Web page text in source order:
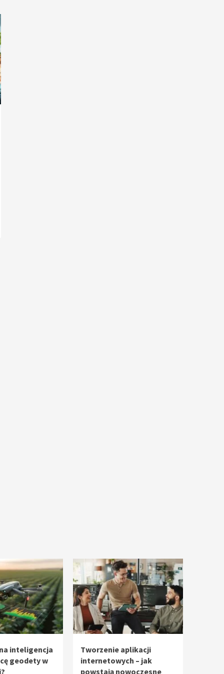
inteligencja
geodety w
Tworzenie aplikacji
internetowych – jak
powstają nowoczesne